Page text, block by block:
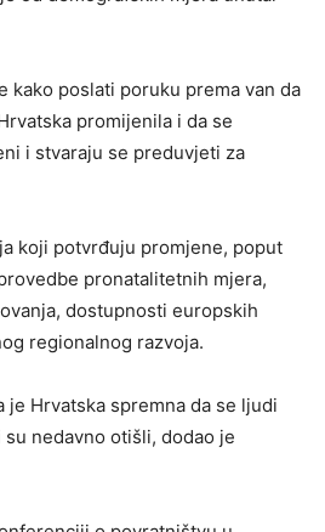
kako poslati poruku prema van da
promijenila i da se
i stvaraju se preduvjeti za
koji potvrđuju promjene, poput
pronatalitetnih mjera,
dostupnosti europskih
regionalnog razvoja.
je Hrvatska spremna da se ljudi
nedavno otišli, dodao je